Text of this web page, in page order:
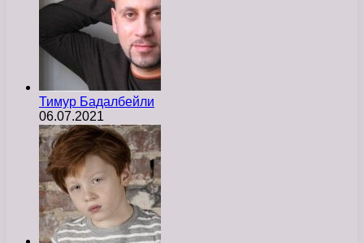
Тимур Бадалбейли
06.07.2021